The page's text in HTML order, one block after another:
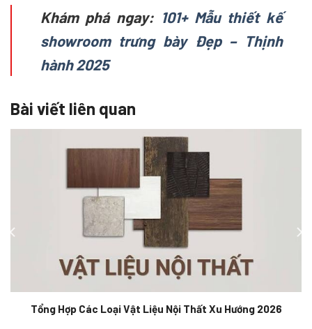
Khám phá ngay: 101+ Mẫu thiết kế
showroom trưng bày Đẹp – Thịnh
hành 2025
Bài viết liên quan
Tổng Hợp Các Loại Vật Liệu Nội Thất Xu Hướng 2026